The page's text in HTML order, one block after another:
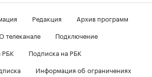
Редакция
Архив программ
телеканале
Подключение
РБК
Подписка на РБК
Информация об ограничениях